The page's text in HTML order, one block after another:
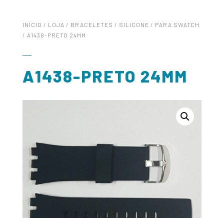
INÍCIO / LOJA / BRACELETES / SILICONE / PARA SWATCH
/ A1438-PRETO 24MM
A1438-PRETO 24MM